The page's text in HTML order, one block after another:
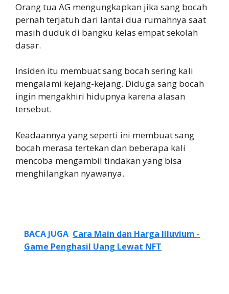
Orang tua AG mengungkapkan jika sang bocah
pernah terjatuh dari lantai dua rumahnya saat
masih duduk di bangku kelas empat sekolah
dasar.
Insiden itu membuat sang bocah sering kali
mengalami kejang-kejang. Diduga sang bocah
ingin mengakhiri hidupnya karena alasan
tersebut.
Keadaannya yang seperti ini membuat sang
bocah merasa tertekan dan beberapa kali
mencoba mengambil tindakan yang bisa
menghilangkan nyawanya.
BACA JUGA Cara Main dan Harga Illuvium -
Game Penghasil Uang Lewat NFT